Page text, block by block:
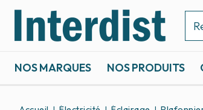
NOS MARQUES NOS PRODUITS